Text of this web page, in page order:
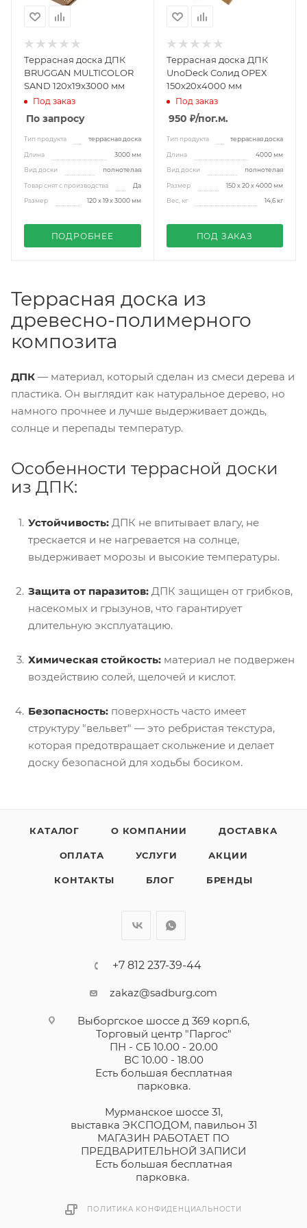
Террасная доска ДПК
BRUGGAN MULTICOLOR
SAND 120x19x3000 мм
Под заказ
По запросу
Тип продукта террасная доска
Длина 3000 мм
Вид доски полнотелая
Товар снят с производства Да
Размер 120 x 19 x 3000 мм
ПОДРОБНЕЕ
Террасная доска ДПК
UnoDeck Солид ОРЕХ
150x20x4000 мм
Под заказ
950 ₽/пог.м.
Тип продукта террасная доска
Длина 4000 мм
Вид доски полнотелая
Размер 150 x 20 x 4000 мм
Вес, кг 14,6 кг
ПОД ЗАКАЗ
Террасная доска из
древесно-полимерного
композита
ДПК — материал, который сделан из смеси дерева и
пластика. Он выглядит как натуральное дерево, но
намного прочнее и лучше выдерживает дождь,
солнце и перепады температур.
Особенности террасной доски
из ДПК:
Устойчивость: ДПК не впитывает влагу, не
трескается и не нагревается на солнце,
выдерживает морозы и высокие температуры.
Защита от паразитов: ДПК защищен от грибков,
насекомых и грызунов, что гарантирует
длительную эксплуатацию.
Химическая стойкость: материал не подвержен
воздействию солей, щелочей и кислот.
Безопасность: поверхность часто имеет
структуру "вельвет" — это ребристая текстура,
которая предотвращает скольжение и делает
доску безопасной для ходьбы босиком.
КАТАЛОГ О КОМПАНИИ ДОСТАВКА
ОПЛАТА УСЛУГИ АКЦИИ
КОНТАКТЫ БЛОГ БРЕНДЫ
+7 812 237-39-44
zakaz@sadburg.com
Выборгское шоссе д 369 корп.6,
Торговый центр "Паргос"
ПН - СБ 10.00 - 20.00
ВС 10.00 - 18.00
Есть большая бесплатная
парковка.
Мурманское шоссе 31,
выставка ЭКСПОДОМ, павильон 31
МАГАЗИН РАБОТАЕТ ПО
ПРЕДВАРИТЕЛЬНОЙ ЗАПИСИ
Есть большая бесплатная
парковка.
ПОЛИТИКА КОНФИДЕНЦИАЛЬНОСТИ